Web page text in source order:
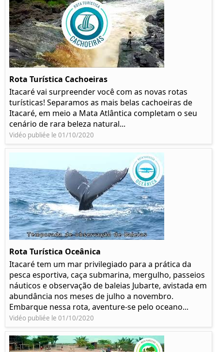
Rota Turística Cachoeiras
Itacaré vai surpreender você com as novas rotas
turísticas! Separamos as mais belas cachoeiras de
Itacaré, em meio a Mata Atlântica completam o seu
cenário de rara beleza natural...
Vidéo publiée le 01/10/2020
Rota Turística Oceânica
Itacaré tem um mar privilegiado para a prática da
pesca esportiva, caça submarina, mergulho, passeios
náuticos e observação de baleias Jubarte, avistada em
abundância nos meses de julho a novembro.
Embarque nessa rota, aventure-se pelo oceano...
Vidéo publiée le 01/10/2020